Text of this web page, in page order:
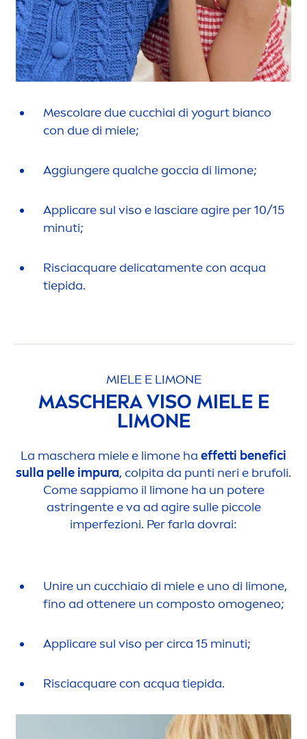
Mescolare due cucchiai di yogurt bianco
con due di miele;
Aggiungere qualche goccia di limone;
Applicaresul viso e lasciare agire per 10/15
minuti;
Risciacquare delicatamente con acqua
tiepida.
MIELE E LIMONE
MASCHERA VISO MIELE E
LIMONE
La maschera miele e limone ha effetti benefici
sulla pelle impura, colpita da punti neri e brufoli.
Come sappiamo il limone ha un potere
astringente e va ad agire sulle piccole
imperfezioni. Per farla dovrai:
Unire un cucchiaio di miele e uno di limone,
fino ad ottenere un composto omogeneo;
Applicaresul viso per circa 15 minuti;
Risciacquare con acqua tiepida.